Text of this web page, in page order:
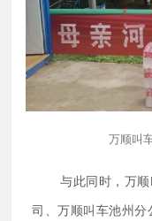
万顺叫
与此同时，万
司、万顺叫车池州